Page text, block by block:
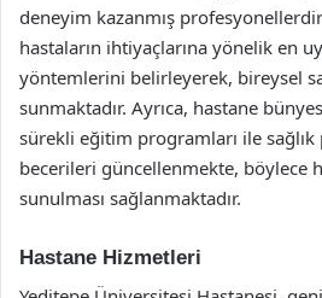
deneyim kazanmış
hastaların ihtiyaçlarına yönelik en
yöntemlerini belirleyerek, bireysel
sunmaktadır. Ayrıca, hastane
sürekli eğitim programları ile
becerileri güncellenmekte, böylece
sunulması sağlanmaktadır.
Hastane Hizmetleri